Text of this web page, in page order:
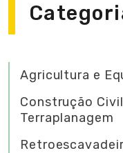
Agricultura e
Construção
Terraplanagem